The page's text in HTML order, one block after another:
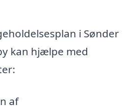
i Sønder
kan hjælpe med
af